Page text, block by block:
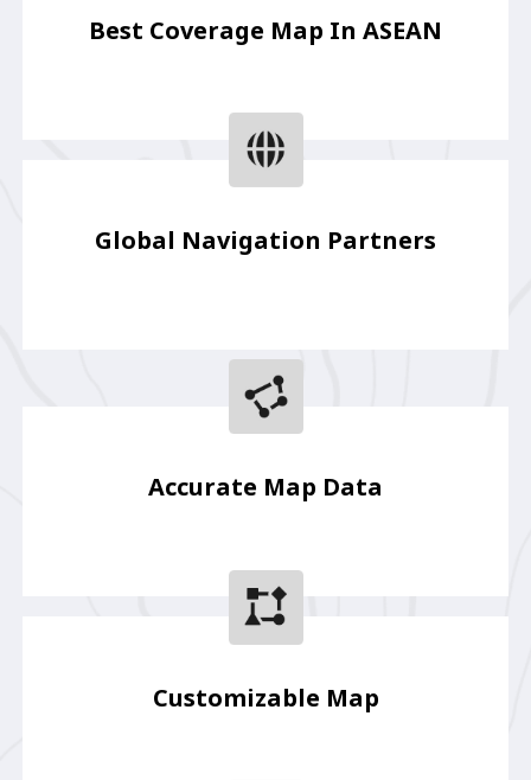
Best Coverage Map In ASEAN
Global Navigation Partners
Accurate Map Data
Customizable Map